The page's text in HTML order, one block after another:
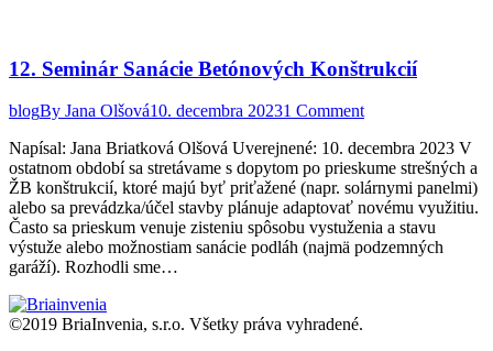
12. Seminár Sanácie Betónových Konštrukcií
blogBy Jana Olšová10. decembra 20231 Comment
Napísal: Jana Briatková Olšová Uverejnené: 10. decembra 2023 V
ostatnom období sa stretávame s dopytom po prieskume strešných a
ŽB konštrukcií, ktoré majú byť priťažené (napr. solárnymi panelmi)
alebo sa prevádzka/účel stavby plánuje adaptovať novému využitiu.
Často sa prieskum venuje zisteniu spôsobu vystuženia a stavu
výstuže alebo možnostiam sanácie podláh (najmä podzemných
garáží). Rozhodli sme…
©2019 BriaInvenia, s.r.o. Všetky práva vyhradené.